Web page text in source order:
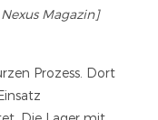
Magazin]
Prozess. Dort